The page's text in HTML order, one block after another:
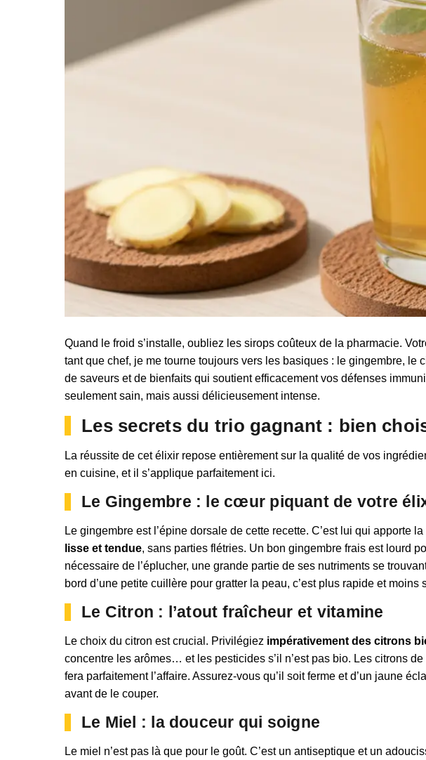
Quand le froid s’installe, oubliez les sirops coûteux de la pharmacie.
tant que chef, je me tourne toujours vers les basiques : le gingembre, le
de saveurs et de bienfaits qui soutient efficacement vos défenses
seulement sain, mais aussi délicieusement intense.
Les secrets du trio gagnant : bien
La réussite de cet élixir repose entièrement sur la qualité de vos
en cuisine, et il s’applique parfaitement ici.
Le Gingembre : le cœur piquant de votre
Le gingembre est l’épine dorsale de cette recette. C’est lui qui
lisse et tendue, sans parties flétries. Un bon gingembre frais est lourd
nécessaire de l’éplucher, une grande partie de ses nutriments se
bord d’une petite cuillère pour gratter la peau, c’est plus rapide et moins
Le Citron : l’atout fraîcheur et vitamine
Le choix du citron est crucial. Privilégiez impérativement des citrons
concentre les arômes… et les pesticides s’il n’est pas bio. Les citrons
fera parfaitement l’affaire. Assurez-vous qu’il soit ferme et d’un jaune
avant de le couper.
Le Miel : la douceur qui soigne
Le miel n’est pas là que pour le goût. C’est un antiseptique et un